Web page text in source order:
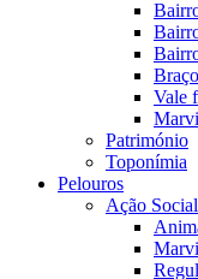
Vale
Património
Toponímia
Pelouros
Ação Social